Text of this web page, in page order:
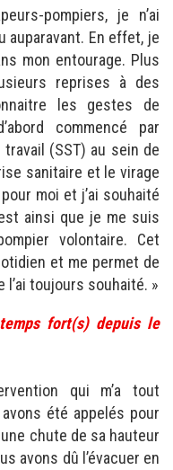
pompiers, je n’ai
auparavant. En effet, je
mon entourage. Plus
reprises à des
les gestes de
commencé par
(SST) au sein de
sanitaire et le virage
moi et j’ai souhaité
ainsi que je me suis
volontaire. Cet
et me permet de
l’ai toujours souhaité. »
fort(s) depuis le
qui m’a tout
été appelés pour
chute de sa hauteur
avons dû l’évacuer en